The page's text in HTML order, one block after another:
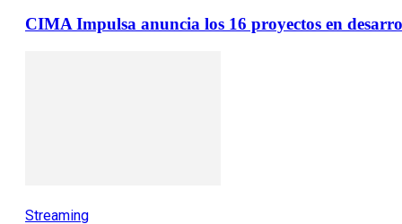
CIMA Impulsa anuncia los 16 proyectos en
Streaming